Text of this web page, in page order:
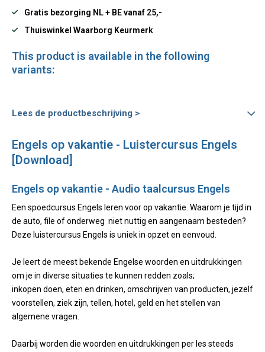
Gratis bezorging NL + BE vanaf 25,-
Thuiswinkel Waarborg Keurmerk
This product is available in the following
variants:
Lees de productbeschrijving >
Engels op vakantie - Luistercursus Engels
[Download]
Engels op vakantie - Audio taalcursus Engels
Een spoedcursus Engels leren voor op vakantie. Waarom je tijd in
de auto, file of onderweg niet nuttig en aangenaam besteden?
Deze luistercursus Engels is uniek in opzet en eenvoud.
Je leert de meest bekende Engelse woorden en uitdrukkingen
om je in diverse situaties te kunnen redden zoals;
inkopen doen, eten en drinken, omschrijven van producten, jezelf
voorstellen, ziek zijn, tellen, hotel, geld en het stellen van
algemene vragen.
Daarbij worden die woorden en uitdrukkingen per les steeds